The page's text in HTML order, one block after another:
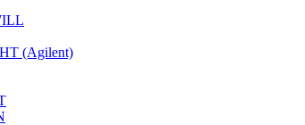
(Agilent)